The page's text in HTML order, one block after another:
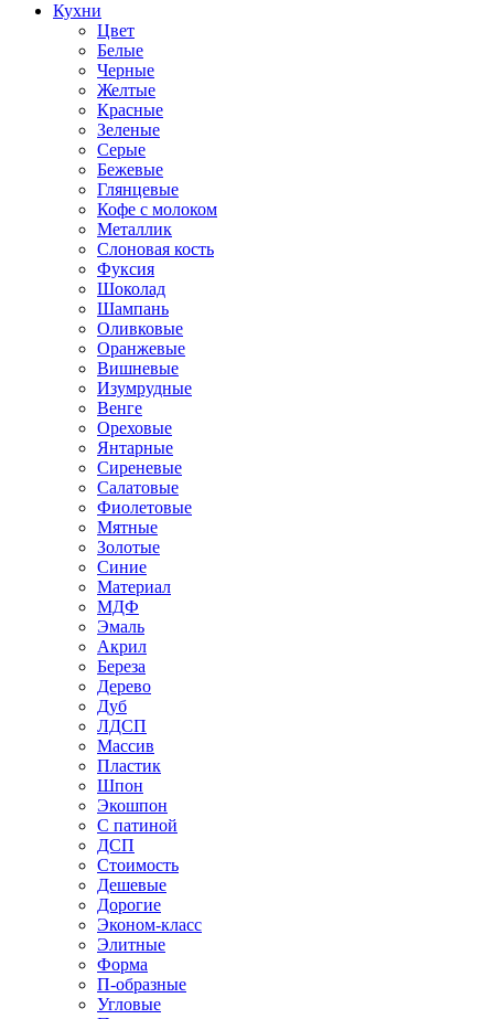
Кухни
Цвет
Белые
Черные
Желтые
Красные
Зеленые
Серые
Бежевые
Глянцевые
Кофе с молоком
Металлик
Слоновая кость
Фуксия
Шоколад
Шампань
Оливковые
Оранжевые
Вишневые
Изумрудные
Венге
Ореховые
Янтарные
Сиреневые
Салатовые
Фиолетовые
Мятные
Золотые
Синие
Материал
МДФ
Эмаль
Акрил
Береза
Дерево
Дуб
ЛДСП
Массив
Пластик
Шпон
Экошпон
С патиной
ДСП
Стоимость
Дешевые
Дорогие
Эконом-класс
Элитные
Форма
П-образные
Угловые